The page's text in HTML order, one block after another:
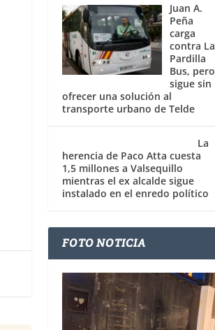
Juan A.
Peña
carga
contra La
Pardilla
Bus, pero
sigue sin
ofrecer una solución al
transporte urbano de Telde
La
herencia de Paco Atta cuesta
1,5 millones a Valsequillo
mientras el ex alcalde sigue
instalado en el enredo político
FOTO NOTICIA